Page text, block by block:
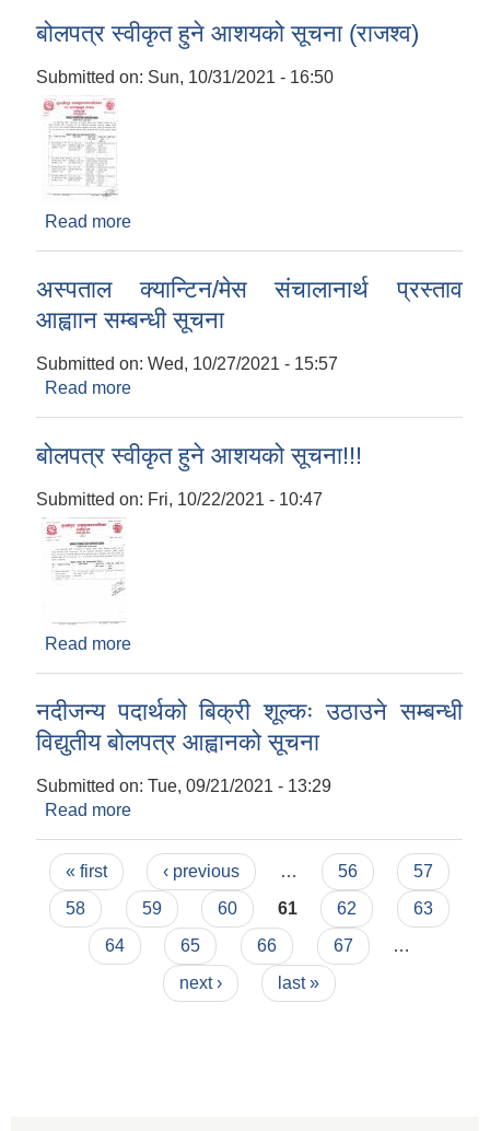
बोलपत्र स्वीकृत हुने आशयको सूचना (राजश्व)
Submitted on: Sun, 10/31/2021 - 16:50
Read more
अस्पताल क्यान्टिन/मेस संचालानार्थ प्रस्ताव
आह्वाान सम्बन्धी सूचना
Submitted on: Wed, 10/27/2021 - 15:57
Read more
बोलपत्र स्वीकृत हुने आशयको सूचना!!!
Submitted on: Fri, 10/22/2021 - 10:47
Read more
नदीजन्य पदार्थको बिक्री शूल्कः उठाउने सम्बन्धी
विद्युतीय बोलपत्र आह्वानको सूचना
Submitted on: Tue, 09/21/2021 - 13:29
Read more
Pages
« first ‹ previous … 56
57
58
59 60 61 62
63
64
65 66 67
…
next ›
last »